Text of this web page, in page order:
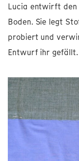
Lucia entwirft den
Boden. Sie legt
probiert und
Entwurf ihr gefällt.